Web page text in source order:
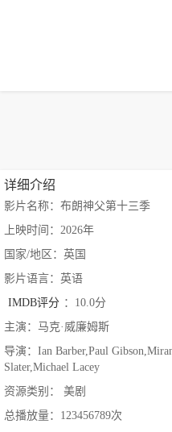
详细介绍
影片名称：布朗神父第十三季
上映时间：2026年
国家/地区：英国
影片语言：英语
IMDB评分 ：10.0分
主演：马克·威廉姆斯
导演：Ian Barber,Paul
Slater,Michael Lacey
资源类别： 美剧
总播放量：123456789次